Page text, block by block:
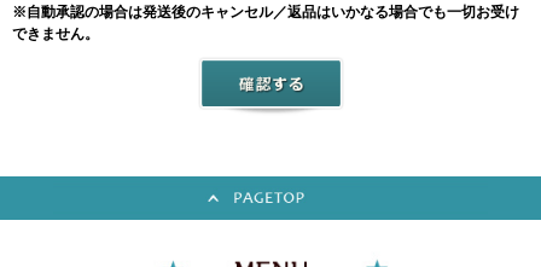
※自動承認の場合は発送後のキャンセル／返品はいかなる場合でも一切お受け
できません。